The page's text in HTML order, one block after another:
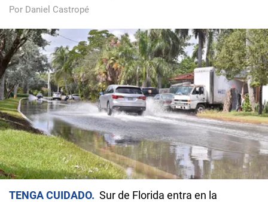
Por Daniel Castropé
TENGA CUIDADO
Sur de Florida entra en la